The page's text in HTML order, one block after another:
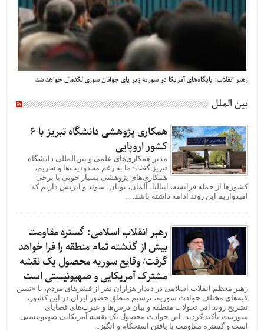
رهبر انقلاب: پایگاه‌های آمریکا در سوریه زیر پای جوانان سوری لگدمال خواهد شد
بین الملل
همکاری پژوهشی دانشگاه تبریز با ۶
کشور اروپایی
مدیر همکاری‌های علمی و بین‌المللی دانشگاه
تبریز گفت: ما به رغم محدودیت‌ها و تحریم،
همکاری‌های پژوهشی بسیار خوبی با برخی
کشورها از جمله فرانسه، ایتالیا، آلمان، یونان، سوئد و اتریش داریم که
امیدواریم این روند ادامه داشته باشد. ...
رهبر انقلاب اسلامی: گستره مقاومت
بیش از گذشته تمام منطقه را فرا خواهد
گرفت/ وقایع سوریه محصول یک نقشه
مشترک آمریکایی و صهیونیستی است
رهبر معظم انقلاب اسلامی در دیدار هزاران نفر از قشرهای مردم، با «تبیین
لایه‌های مختلف حوادث سوریه، ترسیم منطق حضور ایران در این کشور،
تشریح روند آتی تحولات منطقه و بیان درس‌ها و عبرت‌های قضایای
سوریه»، تأکید کردند: این حوادث محصول یک نقشه آمریکایی-صهیونیستی
است و گستره مقاومت با یافتن استحکام و انگیز...